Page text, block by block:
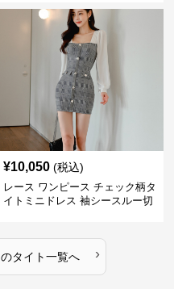
¥10,050 (税込)
レース ワンピース チェック柄タ
イトミニドレス 袖シースルー切
のタイト一覧へ ›